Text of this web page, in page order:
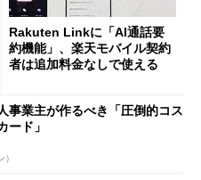
Rakuten Linkに「AI通話要
約機能」、楽天モバイル契約
者は追加料金なしで使える
事業主が作るべき「圧倒的コス
ード」